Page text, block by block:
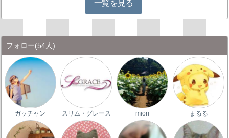
一覧を見る
フォロー(54人)
ガッチャン スリム・グレース miori まるる